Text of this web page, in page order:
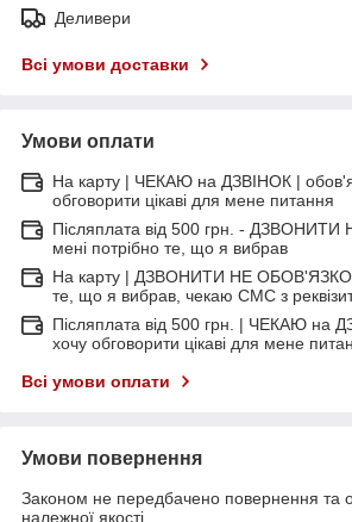
Деливери
Всі умови доставки
Умови оплати
На карту | ЧЕКАЮ на ДЗВІНОК |
обговорити цікаві для мене питання
Післяплата від 500 грн. -
мені потрібно те, що я вибрав
На карту | ДЗВОНИТИ НЕ
те, що я вибрав, чекаю СМС з
Післяплата від 500 грн. | ЧЕКАЮ на
хочу обговорити цікаві для мене
Всі умови оплати
Умови повернення
Законом не передбачено повернення та
належної якості